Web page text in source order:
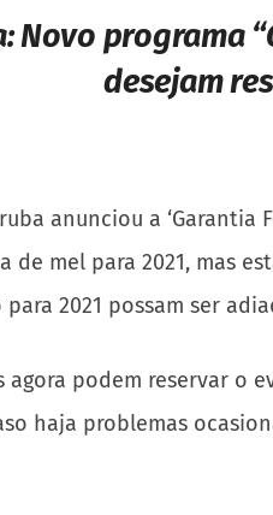
Novo programa
desejam
anunciou a ‘Garantia
de mel para 2021, mas
2021 possam ser
agora podem reservar o
haja problemas